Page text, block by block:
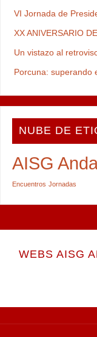
VI Jornada de
XX ANIVERSARIO
Un vistazo al
Porcuna: superando
NUBE DE
AISG
Encuentros Jornadas
WEBS AISG